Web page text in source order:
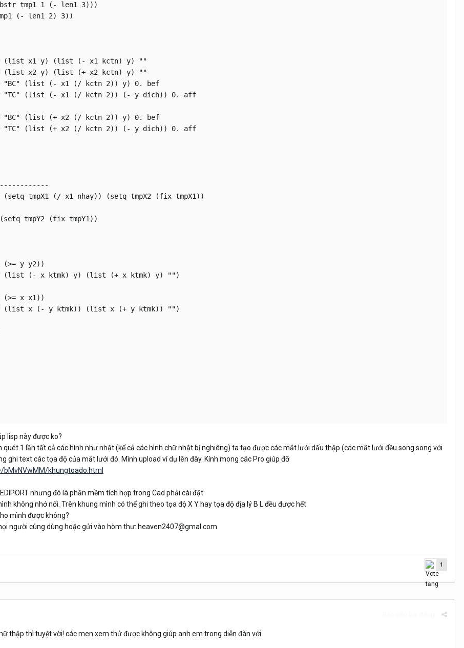
tmp1 1 (- len1 3)))
(- len1 2) 3))
x1 y) (list (- x1 kctn) y) ""
x2 y) (list (+ x2 kctn) y) ""
(list (- x1 (/ kctn 2)) y) 0. bef
(list (- x1 (/ kctn 2)) (- y dich)) 0. aff
(list (+ x2 (/ kctn 2)) y) 0. bef
(list (+ x2 (/ kctn 2)) (- y dich)) 0. aff
tmpX1 (/ x1 nhay)) (setq tmpX2 (fix tmpX1))
tmpY2 (fix tmpY1))
(>= y y2))
(- x ktmk) y) (list (+ x ktmk) y) "")
(>= x x1))
x (- y ktmk)) (list x (+ y ktmk)) "")
lisp này được ko?
1 lần tất cả các hình như nhật (kể cả các hình chữ nhật bị nghiêng) ta tạo được các mắt lưới dấu thập (các mắt lưới đều song song với
ghi text các tọa độ của mắt lưới đó. Mình upload ví dụ lên đây. Kính mong các Pro giúp đỡ
khungtoado.html
nhưng đó là phần mềm tích hợp trong Cad phải cài đặt
không nhớ nổi. Trên khung mình có thể ghi theo tọa độ X Y hay tọa độ địa lý B L đều được hết
mình được không?
người cùng dùng hoặc gửi vào hòm thư: heaven2407@gmal.com
1
thập thì tuyệt vời! các men xem thử được không giúp anh em trong diễn đàn với